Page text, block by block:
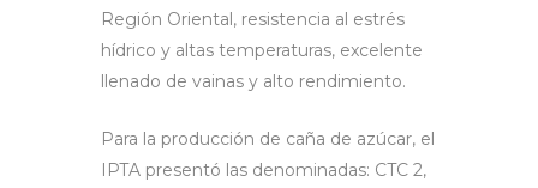
Región Oriental, resistencia al estrés
hídrico y altas temperaturas, excelente
llenado de vainas y alto rendimiento.
Para la producción de caña de azúcar, el
IPTA presentó las denominadas: CTC 2,